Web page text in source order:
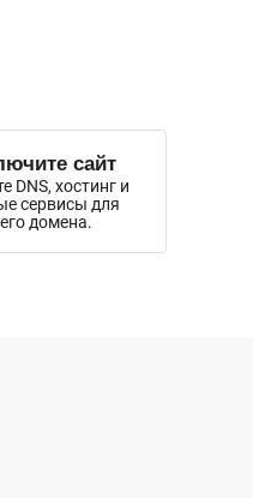
сайт
DNS, хостинг и
сервисы для
домена.